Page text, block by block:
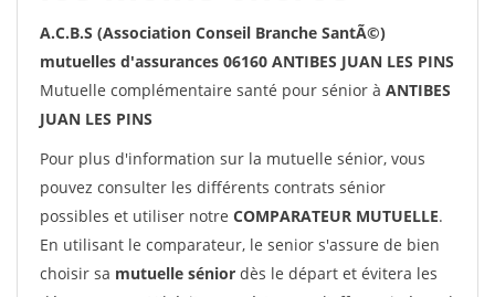
A.C.B.S (Association Conseil Branche SantÃ©)
mutuelles d'assurances 06160 ANTIBES JUAN LES PINS
Mutuelle complémentaire santé pour sénior à ANTIBES
JUAN LES PINS
Pour plus d'information sur la mutuelle sénior, vous
pouvez consulter les différents contrats sénior
possibles et utiliser notre COMPARATEUR MUTUELLE.
En utilisant le comparateur, le senior s'assure de bien
choisir sa mutuelle sénior dès le départ et évitera les